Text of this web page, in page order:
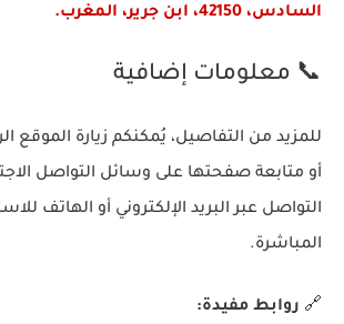
السادس، 42150، ابن جرير، المغرب.
📞 معلومات إضافية
للمزيد من التفاصيل، يُمكنكم زيارة
أو متابعة صفحتها على وسائل التواصل
التواصل عبر البريد الإلكتروني أو الهاتف
المباشرة.
🔗 روابط مفيدة: